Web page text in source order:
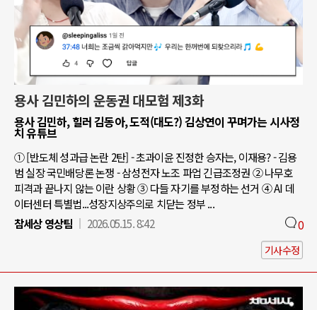
용사 김민하의 운동권 대모험 제3화
용사 김민하, 힐러 김동아, 도적(대도?) 김상연이 꾸며가는 시사정
치 유튜브
① [반도체 성과급 논란 2탄] - 초과이윤 진정한 승자는, 이재용? - 김용
범 실장 국민배당론 논쟁 - 삼성전자 노조 파업 긴급조정권 ② 나무호
피격과 끝나지 않는 이란 상황 ③ 다들 자기를 부정하는 선거 ④ AI 데
이터센터 특별법...성장지상주의로 치닫는 정부 ...
참세상 영상팀
2026.05.15. 8:42 0
기사수정